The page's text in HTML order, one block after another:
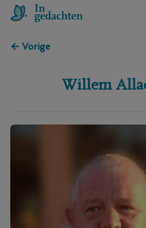
← Vorige
Willem